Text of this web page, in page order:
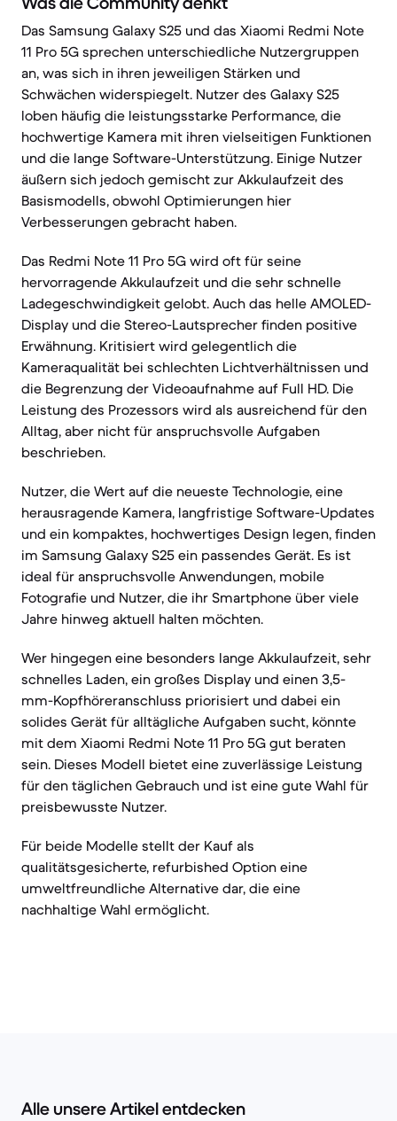
Das Samsung Galaxy S25 und das Xiaomi Redmi Note
11 Pro 5G sprechen unterschiedliche Nutzergruppen
an, was sich in ihren jeweiligen Stärken und
Schwächen widerspiegelt. Nutzer des Galaxy S25
loben häufig die leistungsstarke Performance, die
hochwertige Kamera mit ihren vielseitigen Funktionen
und die lange Software-Unterstützung. Einige Nutzer
äußern sich jedoch gemischt zur Akkulaufzeit des
Basismodells, obwohl Optimierungen hier
Verbesserungen gebracht haben.
Das Redmi Note 11 Pro 5G wird oft für seine
hervorragende Akkulaufzeit und die sehr schnelle
Ladegeschwindigkeit gelobt. Auch das helle AMOLED-
Display und die Stereo-Lautsprecher finden positive
Erwähnung. Kritisiert wird gelegentlich die
Kameraqualität bei schlechten Lichtverhältnissen und
die Begrenzung der Videoaufnahme auf Full HD. Die
Leistung des Prozessors wird als ausreichend für den
Alltag, aber nicht für anspruchsvolle Aufgaben
beschrieben.
Nutzer, die Wert auf die neueste Technologie, eine
herausragende Kamera, langfristige Software-Updates
und ein kompaktes, hochwertiges Design legen, finden
im Samsung Galaxy S25 ein passendes Gerät. Es ist
ideal für anspruchsvolle Anwendungen, mobile
Fotografie und Nutzer, die ihr Smartphone über viele
Jahre hinweg aktuell halten möchten.
Wer hingegen eine besonders lange Akkulaufzeit, sehr
schnelles Laden, ein großes Display und einen 3,5-
mm-Kopfhöreranschluss priorisiert und dabei ein
solides Gerät für alltägliche Aufgaben sucht, könnte
mit dem Xiaomi Redmi Note 11 Pro 5G gut beraten
sein. Dieses Modell bietet eine zuverlässige Leistung
für den täglichen Gebrauch und ist eine gute Wahl für
preisbewusste Nutzer.
Für beide Modelle stellt der Kauf als
qualitätsgesicherte, refurbished Option eine
umweltfreundliche Alternative dar, die eine
nachhaltige Wahl ermöglicht.
Alle unsere Artikel entdecken